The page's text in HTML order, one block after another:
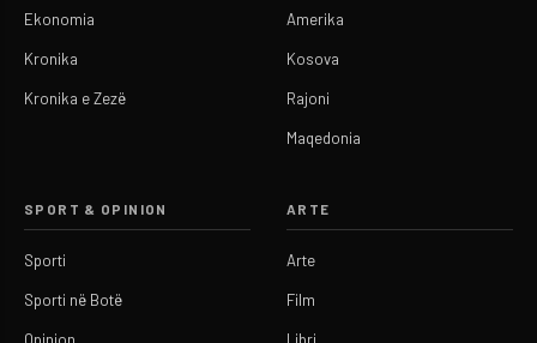
Ekonomia
Kronika
Kronika e Zezë
Amerika
Kosova
Rajoni
Maqedonia
SPORT & OPINION
Sporti
Sporti në Botë
ARTE
Arte
Film